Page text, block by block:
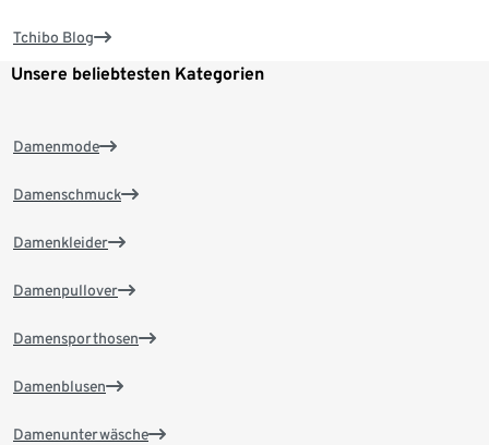
Tchibo Blog
Unsere beliebtesten Kategorien
Damenmode
Damenschmuck
Damenkleider
Damenpullover
Damensporthosen
Damenblusen
Damenunterwäsche